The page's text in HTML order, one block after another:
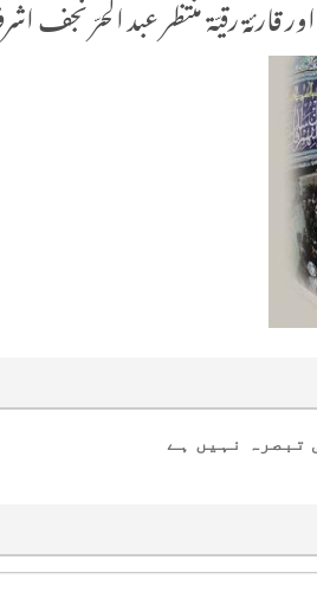
قارئة رقيّة منتظر عبد الحرّ نجف
تبصرہ نہیں ہے